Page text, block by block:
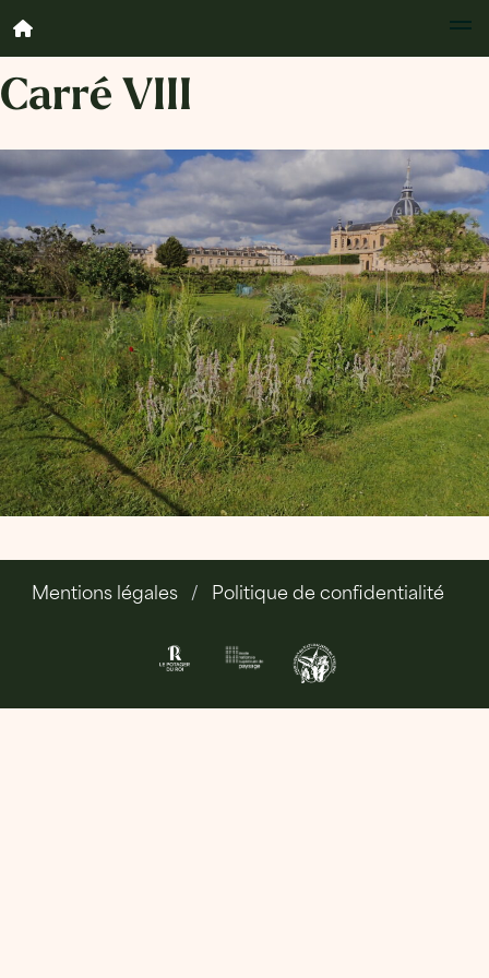
Carré VIII
Mentions légales Politique de confidentialité